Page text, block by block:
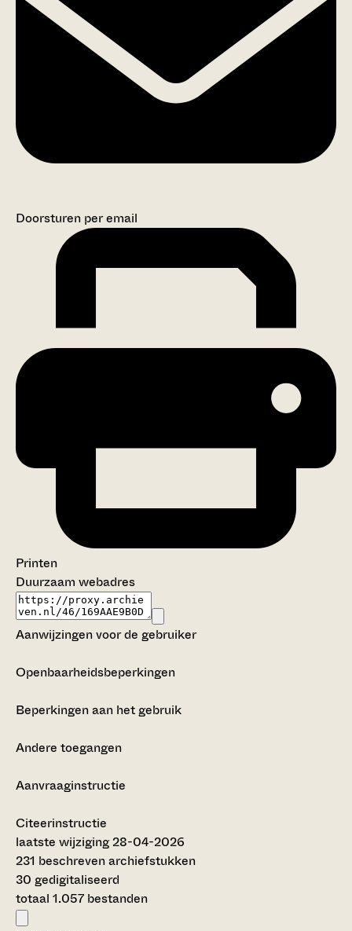
Doorsturen per email
Printen
Duurzaam webadres
Aanwijzingen voor de gebruiker
Openbaarheidsbeperkingen
Beperkingen aan het gebruik
Andere toegangen
Aanvraaginstructie
Citeerinstructie
laatste wijziging 28-04-2026
231 beschreven archiefstukken
30 gedigitaliseerd
totaal 1.057 bestanden